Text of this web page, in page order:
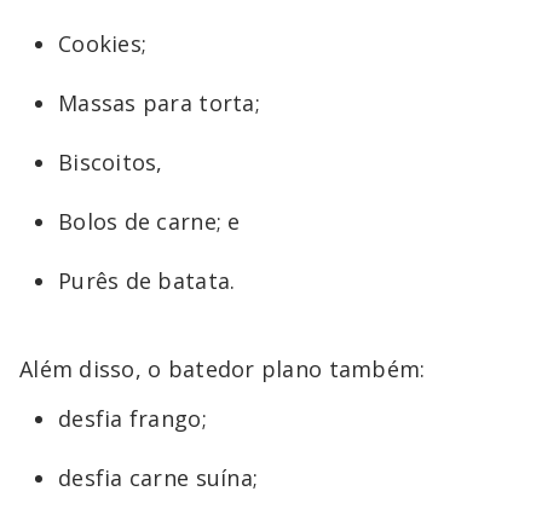
Cookies;
Massas para torta;
Biscoitos,
Bolos de carne; e
Purês de batata.
Além disso, o batedor plano também:
desfia frango;
desfia carne suína;